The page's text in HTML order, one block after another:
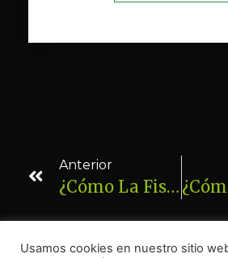
Anterior
¿Cómo La Fisioterapia Puede Mejorar Tu Bienestar?
Usamos cookies en nuestro sitio